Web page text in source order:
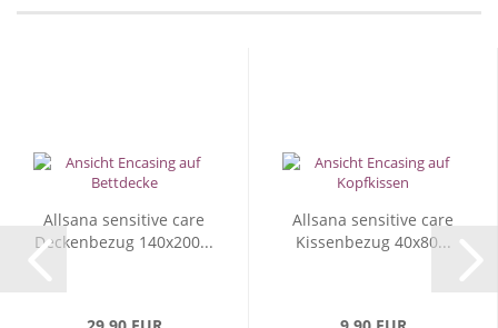
Allsana sensitive care
Deckenbezug 140x200...
Allsana sensitive care
Kissenbezug 40x80...